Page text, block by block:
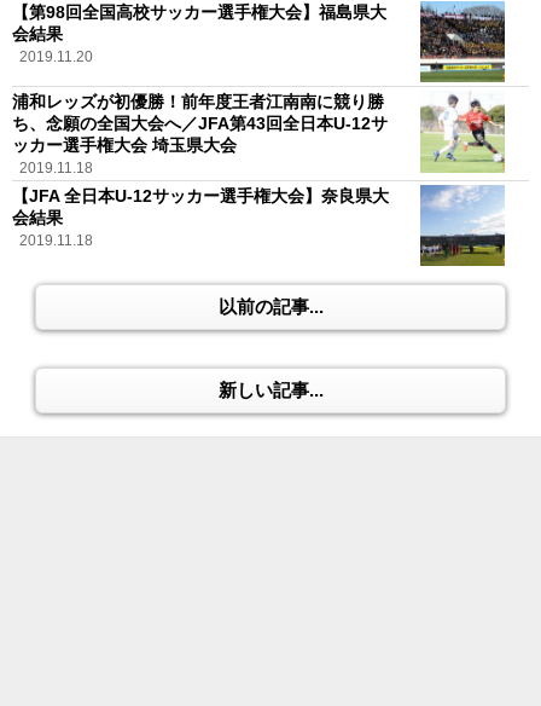
【第98回全国高校サッカー選手権大会】福島県大
会結果
2019.11.20
浦和レッズが初優勝！前年度王者江南南に競り勝
ち、念願の全国大会へ／JFA第43回全日本U-12サ
ッカー選手権大会 埼玉県大会
2019.11.18
【JFA 全日本U-12サッカー選手権大会】奈良県大
会結果
2019.11.18
以前の記事...
新しい記事...